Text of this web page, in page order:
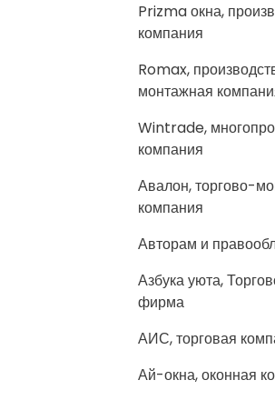
Prizma окна,
компания
Romax,
монтажная
Wintrade,
компания
Авалон, торгово-
компания
Авторам и
Азбука уюта,
фирма
АИС, торговая
Ай-окна, оконная